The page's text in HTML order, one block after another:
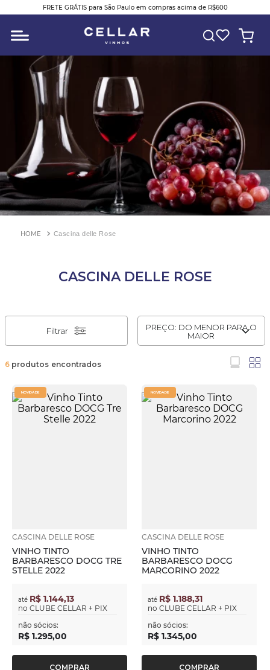
FRETE GRÁTIS para São Paulo em compras acima de R$600
Cascina delle Rose
CASCINA DELLE ROSE
PREÇO: DO MENOR PARA O
MAIOR
Filtrar
6 produtos
NOVIDADE
CASCINA DELLE ROSE
VINHO TINTO
BARBARESCO DOCG TRE
STELLE 2022
até R$ 1.144,13
no CLUBE CELLAR + PIX
não sócios:
R$ 1.295,00
COMPRAR
NOVIDADE
CASCINA DELLE ROSE
VINHO TINTO
BARBARESCO DOCG
MARCORINO 2022
até R$ 1.188,31
no CLUBE CELLAR + PIX
não sócios:
R$ 1.345,00
COMPRAR